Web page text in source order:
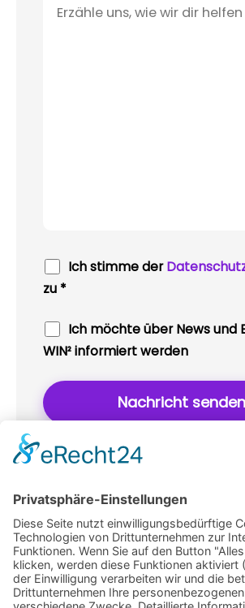
Ich stimme der
zu *
Ich möchte über News und
WIN² informiert werden
Dein modernes Co-